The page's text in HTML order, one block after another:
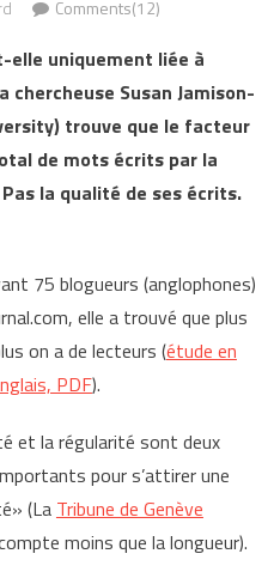
Comments(12)
elle uniquement liée à
chercheuse Susan Jamison-
trouve que le facteur
de mots écrits par la
la qualité de ses écrits.
75 blogueurs (anglophones)
elle a trouvé que plus
on a de lecteurs (étude en
PDF).
et la régularité sont deux
pour s’attirer une
(La Tribune de Genève
moins que la longueur).